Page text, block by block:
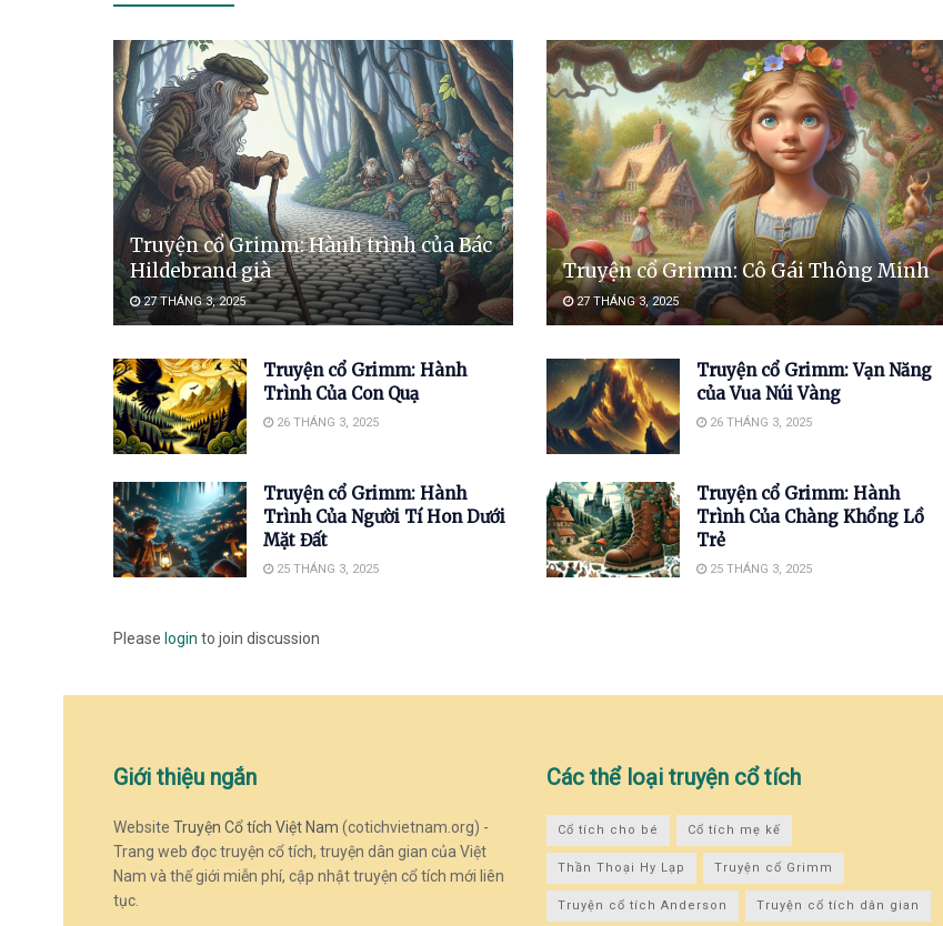
Truyện cổ Grimm: Hành trình của Bác
Hildebrand già
27 THÁNG 3, 2025
Truyện cổ Grimm: Cô Gái Thông Minh
27 THÁNG 3, 2025
Truyện cổ Grimm: Hành
Trình Của Con Quạ
26 THÁNG 3, 2025
Truyện cổ Grimm: Vạn Năng
của Vua Núi Vàng
26 THÁNG 3, 2025
Truyện cổ Grimm: Hành
Trình Của Người Tí Hon Dưới
Mặt Đất
25 THÁNG 3, 2025
Truyện cổ Grimm: Hành
Trình Của Chàng Khổng Lồ
Trẻ
25 THÁNG 3, 2025
Please login to join discussion
Giới thiệu ngắn
Website Truyện Cổ tích Việt Nam (cotichvietnam.org) -
Trang web đọc truyện cổ tích, truyện dân gian của Việt
Nam và thế giới miễn phí, cập nhật truyện cổ tích mới liên
tục.
Các thể loại truyện cổ tích
Cổ tích cho bé Cổ tích mẹ kế
Thần Thoại Hy Lạp Truyện cổ Grimm
Truyện cổ tích Anderson Truyện cổ tích dân gian